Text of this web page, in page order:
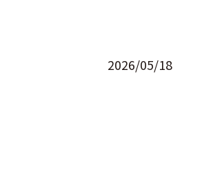
2026/05/18